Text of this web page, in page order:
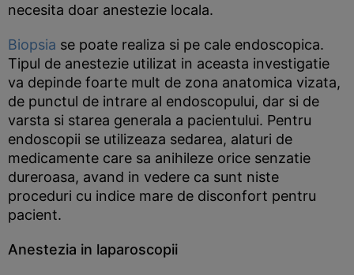
necesita doar anestezie locala.
Biopsia se poate realiza si pe cale endoscopica.
Tipul de anestezie utilizat in aceasta investigatie
va depinde foarte mult de zona anatomica vizata,
de punctul de intrare al endoscopului, dar si de
varsta si starea generala a pacientului. Pentru
endoscopii se utilizeaza sedarea, alaturi de
medicamente care sa anihileze orice senzatie
dureroasa, avand in vedere ca sunt niste
proceduri cu indice mare de disconfort pentru
pacient.
Anestezia in laparoscopii